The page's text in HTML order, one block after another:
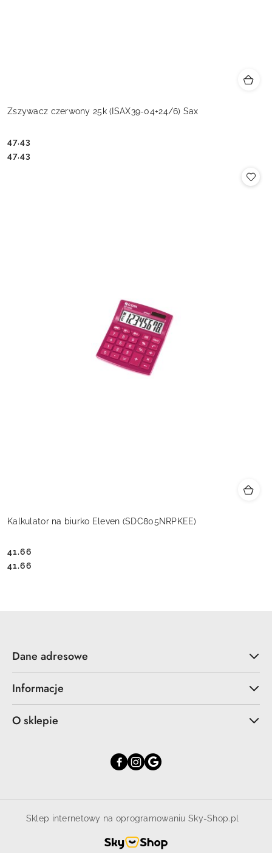
Zszywacz czerwony 25k (ISAX39-04+24/6) Sax
Cena:
47.43
Cena:
47.43
Kalkulator na biurko Eleven (SDC805NRPKEE)
Cena:
41.66
Cena:
41.66
Dane adresowe
Informacje
O sklepie
Sklep internetowy na oprogramowaniu Sky-Shop.pl